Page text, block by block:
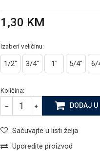
1,30 KM
Izaberi veličinu:
1/2" 3/4" 1" 5/4" 6/
Količina:
DODAJ U
Sačuvajte u listi želja
Uporedite proizvod